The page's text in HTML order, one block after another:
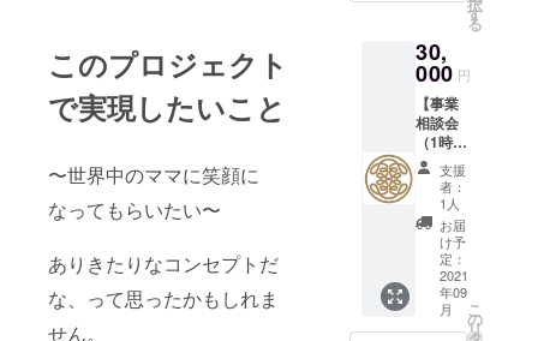
このプロジェクト
で実現したいこと
〜世界中のママに笑顔に
なってもらいたい〜
ありきたりなコンセプトだ
な、って思ったかもしれま
せん。
や公序
良俗に
反する
お名前
は掲載
をお断
りする
事が御
座いま
す、ご
注意く
ださ
い。
礼の
ムー
ビーを
送らせ
ていた
だきま
す！
×SALO
ロゴ刻
印ヘア
ブラシ
＋
BONDY
&gift 1
万円相
当コー
ス セッ
ト
す
る
30,
000 円
【事業
相談会
（1時
間）
（+場合
によっ
ては継
続的な
ビジネ
スサ
ポー
ト）＋
BONDY
支援
者：
1人
お届
け予
定：
2021
年09
月
こ
の
リ